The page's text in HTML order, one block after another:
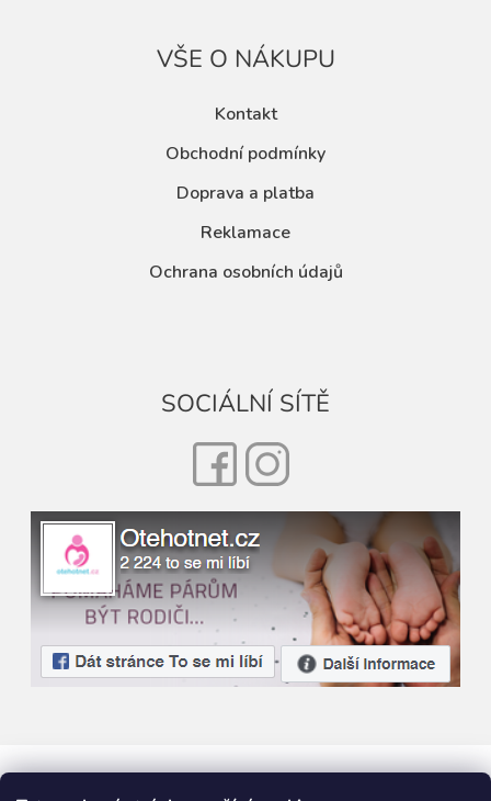
VŠE O NÁKUPU
Kontakt
Obchodní podmínky
Doprava a platba
Reklamace
Ochrana osobních údajů
SOCIÁLNÍ SÍTĚ
FacebookInstagram